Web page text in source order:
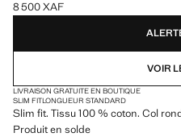
Prix actuel [8 500 XAF ]
8 500 XAF
VOIR
LIVRAISON GRATUITE EN BOUTIQUE
SLIM FITLONGUEUR STANDARD
Slim fit. Tissu 100 % coton. Col
Produit en solde